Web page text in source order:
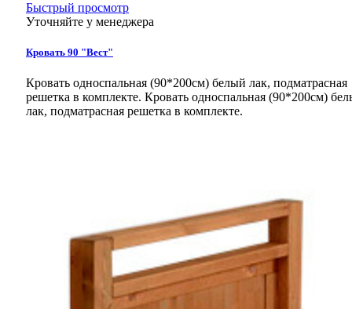
Быстрый просмотр
Уточняйте у менеджера
Кровать 90 "Вест"
Кровать односпальная (90*200см) белый лак, подматрасная
решетка в комплекте. Кровать односпальная (90*200см)
лак, подматрасная решетка в комплекте.